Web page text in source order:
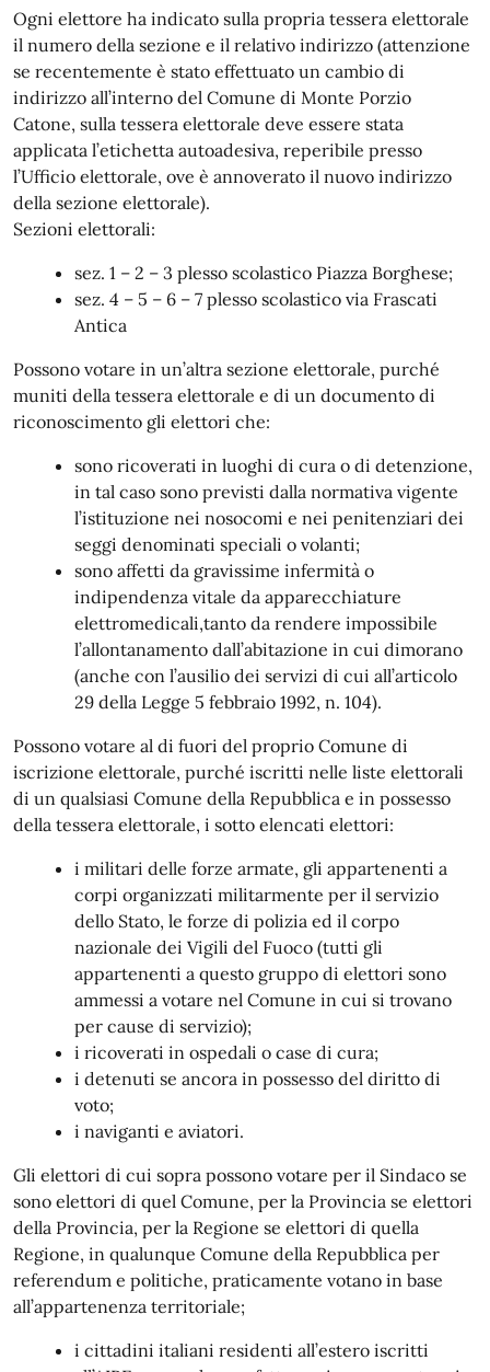
Ogni elettore ha indicato sulla propria tessera elettorale
il numero della sezione e il relativo indirizzo (attenzione
se recentemente è stato effettuato un cambio di
indirizzo all’interno del Comune di Monte Porzio
Catone, sulla tessera elettorale deve essere stata
applicata l’etichetta autoadesiva, reperibile presso
l’Ufficio elettorale, ove è annoverato il nuovo indirizzo
della sezione elettorale).
Sezioni elettorali:
sez. 1 – 2 – 3 plesso scolastico Piazza Borghese;
sez. 4 – 5 – 6 – 7 plesso scolastico via Frascati
Antica
Possono votare in un’altra sezione elettorale, purché
muniti della tessera elettorale e di un documento di
riconoscimento gli elettori che:
sono ricoverati in luoghi di cura o di detenzione,
in tal caso sono previsti dalla normativa vigente
l’istituzione nei nosocomi e nei penitenziari dei
seggi denominati speciali o volanti;
sono affetti da gravissime infermità o
indipendenza vitale da apparecchiature
elettromedicali,tanto da rendere impossibile
l’allontanamento dall’abitazione in cui dimorano
(anche con l’ausilio dei servizi di cui all’articolo
29 della Legge 5 febbraio 1992, n. 104).
Possono votare al di fuori del proprio Comune di
iscrizione elettorale, purché iscritti nelle liste elettorali
di un qualsiasi Comune della Repubblica e in possesso
della tessera elettorale, i sotto elencati elettori:
i militari delle forze armate, gli appartenenti a
corpi organizzati militarmente per il servizio
dello Stato, le forze di polizia ed il corpo
nazionale dei Vigili del Fuoco (tutti gli
appartenenti a questo gruppo di elettori sono
ammessi a votare nel Comune in cui si trovano
per cause di servizio);
i ricoverati in ospedali o case di cura;
i detenuti se ancora in possesso del diritto di
voto;
i naviganti e aviatori.
Gli elettori di cui sopra possono votare per il Sindaco se
sono elettori di quel Comune, per la Provincia se elettori
della Provincia, per la Regione se elettori di quella
Regione, in qualunque Comune della Repubblica per
referendum e politiche, praticamente votano in base
all’appartenenza territoriale;
i cittadini italiani residenti all’estero iscritti